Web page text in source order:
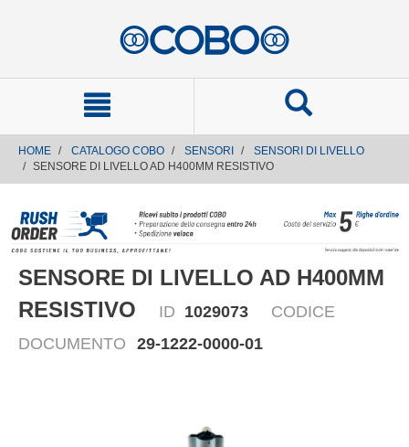
HOME CATALOGO COBO SENSORI
SENSORI DI LIVELLO
SENSORE DI LIVELLO AD H400MM RESISTIVO
SENSORE DI LIVELLO AD H400MM
RESISTIVO
ID 1029073
CODICE
DOCUMENTO
29-1222-0000-01